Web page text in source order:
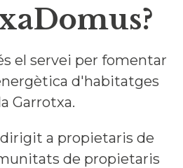
el servei per fomentar
d'habitatges
Garrotxa.
a propietaris de
de propietaris